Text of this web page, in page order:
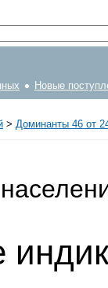
Новые
> Доминанты 46 от